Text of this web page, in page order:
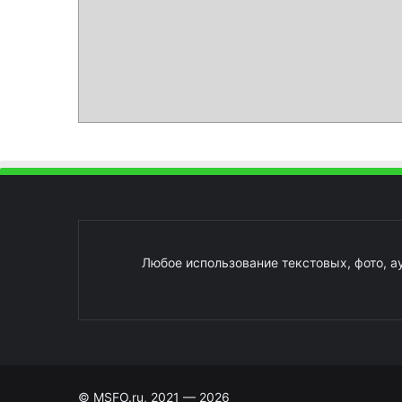
Любое использование текстовых, фото,
© MSFO.ru, 2021 — 2026